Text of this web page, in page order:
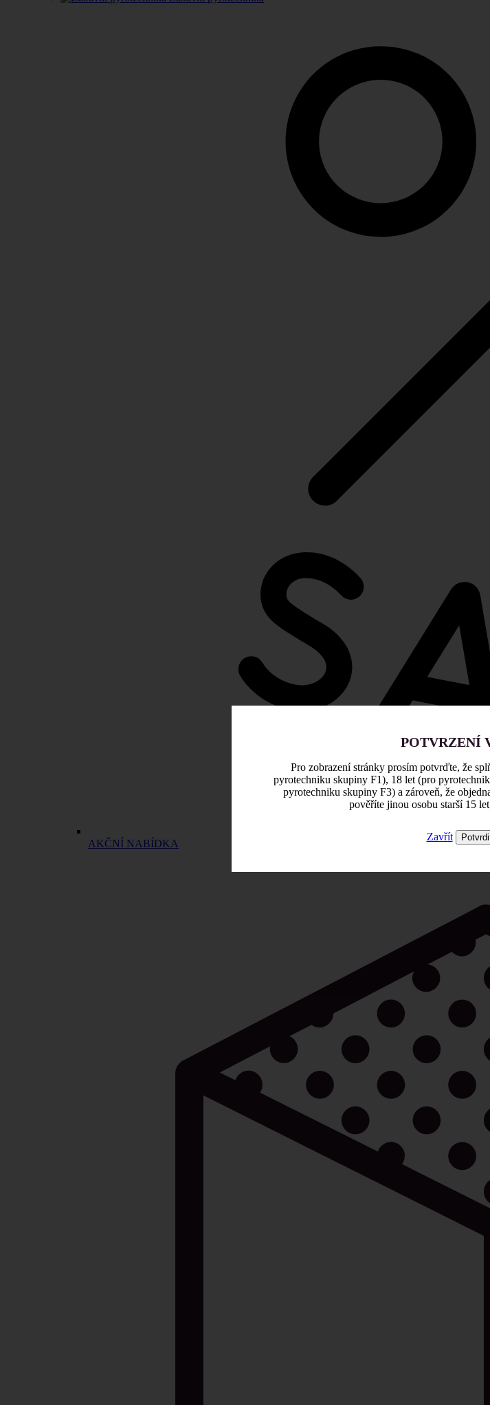
AKČNÍ NABÍDKA
POTVRZENÍ
Pro zobrazení stránky prosím potvrďte, že
pyrotechniku skupiny F1), 18 let (pro
pyrotechniku skupiny F3) a zároveň, že
pověříte jinou osobu starší 15
Zavřít